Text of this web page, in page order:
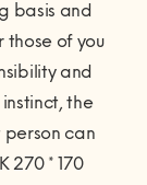
basis and
those of you
and
the
person can
270 * 170